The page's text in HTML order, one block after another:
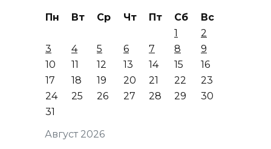
Август 2026
Пн Вт Ср Чт Пт Сб
Вс
1
2
3
4 5 6 7 8
9
10
11 12 13 14 15
16
17
18 19 20 21 22
23
24
25 26 27 28 29
30
31